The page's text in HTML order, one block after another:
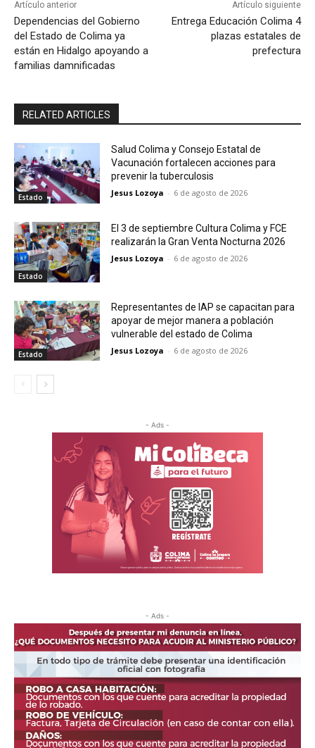
Artículo anterior
Dependencias del Gobierno
del Estado de Colima ya
están en Hidalgo apoyando a
familias damnificadas
Artículo siguiente
Entrega Educación Colima 4
plazas estatales de
prefectura
RELATED ARTICLES
Estado
Salud Colima y Consejo Estatal de
Vacunación fortalecen acciones para
prevenir la tuberculosis
Jesus Lozoya - 6 de agosto de 2026
Estado
El 3 de septiembre Cultura Colima y FCE
realizarán la Gran Venta Nocturna 2026
Jesus Lozoya - 6 de agosto de 2026
Estado
Representantes de IAP se capacitan para
apoyar de mejor manera a población
vulnerable del estado de Colima
Jesus Lozoya - 6 de agosto de 2026
- Ads -
- Ads -